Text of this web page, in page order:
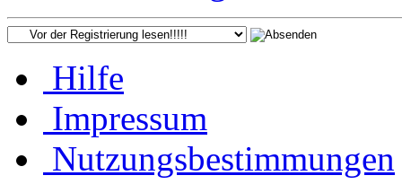
Hilfe
Impressum
Nutzungsbestimmungen